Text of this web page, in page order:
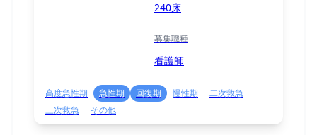
240床
募集職種
看護師
高度急性期 急性期 回復期 慢性期
二次救急
三次救急
その他